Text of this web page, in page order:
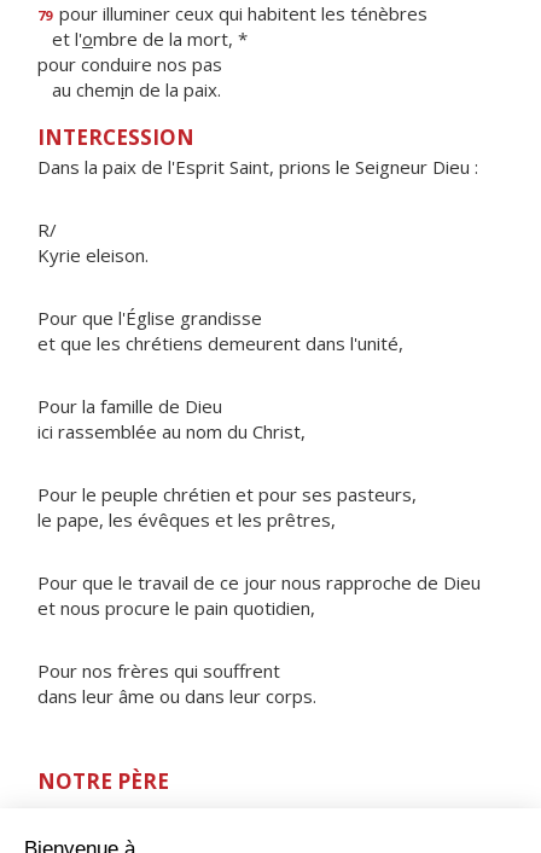
79 pour illuminer ceux qui habitent les ténèbres
et l'ombre de la mort, *
pour conduire nos pas
au chemin de la paix.
INTERCESSION
Dans la paix de l'Esprit Saint, prions le Seigneur Dieu :
R/
Kyrie eleison.
Pour que l'Église grandisse
et que les chrétiens demeurent dans l'unité,
Pour la famille de Dieu
ici rassemblée au nom du Christ,
Pour le peuple chrétien et pour ses pasteurs,
le pape, les évêques et les prêtres,
Pour que le travail de ce jour nous rapproche de Dieu
et nous procure le pain quotidien,
Pour nos frères qui souffrent
dans leur âme ou dans leur corps.
NOTRE PÈRE